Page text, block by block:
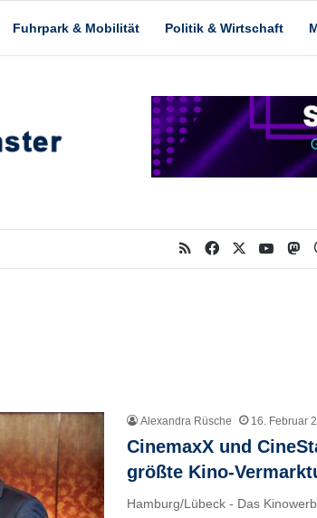
Fuhrpark & Mobilität Politik & Wirtschaft
RSS Facebook
Alexandra Rüsche 16. Februar
CinemaxX und
größte Kino-
Hamburg/Lübeck - Das